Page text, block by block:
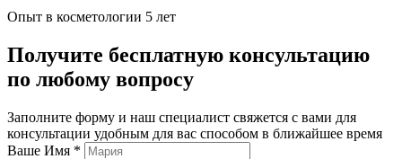
Опыт в косметологии 5 лет
Получите бесплатную консультацию
по любому вопросу
Заполните форму и наш специалист свяжется с вами для
консультации удобным для вас способом в ближайшее время
Ваше Имя *